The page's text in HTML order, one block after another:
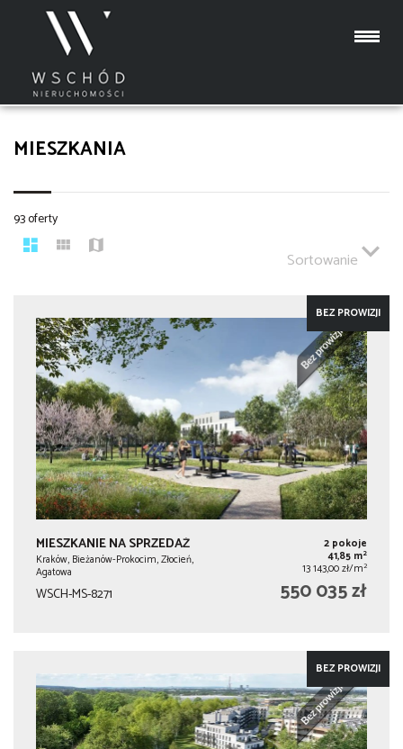
MIESZKANIA
93 oferty
Sortowanie
BEZ PROWIZJI
MIESZKANIE NA SPRZEDAŻ
Kraków, Bieżanów-Prokocim, Złocień,
Agatowa
2 pokoje
41,85 m2
13 143,00 zł/m2
WSCH-MS-8271 550 035 zł
BEZ PROWIZJI